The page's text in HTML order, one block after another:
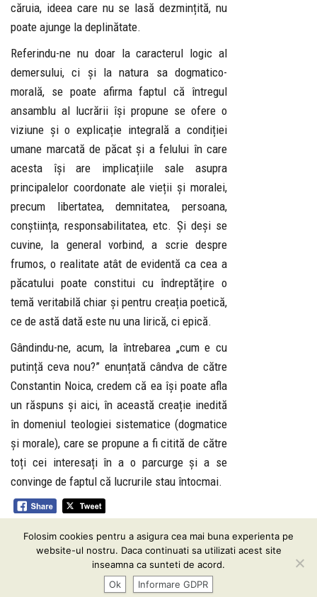
căruia, ideea care nu se lasă dezmințită, nu
poate ajunge la deplinătate.
Referindu-ne nu doar la caracterul logic al
demersului, ci și la natura sa dogmatico-
morală, se poate afirma faptul că întregul
ansamblu al lucrării își propune se ofere o
viziune și o explicație integrală a condiției
umane marcată de păcat și a felului în care
acesta își are implicațiile sale asupra
principalelor coordonate ale vieții și moralei,
precum libertatea, demnitatea, persoana,
conștiința, responsabilitatea, etc. Și deși se
cuvine, la general vorbind, a scrie despre
frumos, o realitate atât de evidentă ca cea a
păcatului poate constitui cu îndreptățire o
temă veritabilă chiar și pentru creația poetică,
ce de astă dată este nu una lirică, ci epică.
Gândindu-ne, acum, la întrebarea „cum e cu
putință ceva nou?” enunțată cândva de către
Constantin Noica, credem că ea își poate afla
un răspuns și aici, în această creație inedită
în domeniul teologiei sistematice (dogmatice
și morale), care se propune a fi citită de către
toți cei interesați în a o parcurge și a se
convinge de faptul că lucrurile stau întocmai.
Informare GDPR| Conținutul acestui website vă este pus
la dispoziţie sub termeniiCC BY-SA 3.0
Folosim cookies pentru a asigura cea mai buna experienta pe
website-ul nostru. Daca continuati sa utilizati acest site
inseamna ca sunteti de acord.
Ok
Informare GDPR